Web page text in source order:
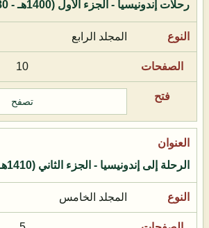
رحلات إندونيسيا - الجزء الأول (1400هـ - 1980م)
المجلد الرابع
10
تصفح
الرحلة إلى إندونيسيا - الجزء الثاني (1410هـ - 1990م)
المجلد الخامس